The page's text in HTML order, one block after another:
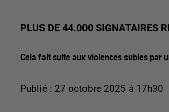
PLUS DE 44.000 SIGNATAIRES
Cela fait suite aux violences subies par
Publié : 27 octobre 2025 à 17h30